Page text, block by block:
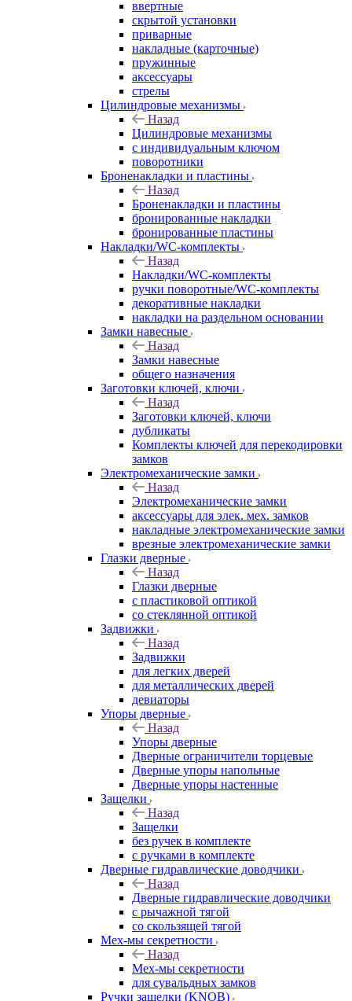
ввертные
скрытой установки
приварные
накладные (карточные)
пружинные
аксессуары
стрелы
Цилиндровые механизмы
Назад
Цилиндровые механизмы
с индивидуальным ключом
поворотники
Броненакладки и пластины
Назад
Броненакладки и пластины
бронированные накладки
бронированные пластины
Накладки/WC-комплекты
Назад
Накладки/WC-комплекты
ручки поворотные/WC-комплекты
декоративные накладки
накладки на раздельном основании
Замки навесные
Назад
Замки навесные
общего назначения
Заготовки ключей, ключи
Назад
Заготовки ключей, ключи
дубликаты
Комплекты ключей для перекодировки
замков
Электромеханические замки
Назад
Электромеханические замки
аксессуары для элек. мех. замков
накладные электромеханические замки
врезные электромеханические замки
Глазки дверные
Назад
Глазки дверные
с пластиковой оптикой
со стеклянной оптикой
Задвижки
Назад
Задвижки
для легких дверей
для металлических дверей
девиаторы
Упоры дверные
Назад
Упоры дверные
Дверные ограничители торцевые
Дверные упоры напольные
Дверные упоры настенные
Защелки
Назад
Защелки
без ручек в комплекте
с ручками в комплекте
Дверные гидравлические доводчики
Назад
Дверные гидравлические доводчики
с рычажной тягой
со скользящей тягой
Мех-мы секретности
Назад
Мех-мы секретности
для сувальдных замков
Ручки защелки (KNOB)